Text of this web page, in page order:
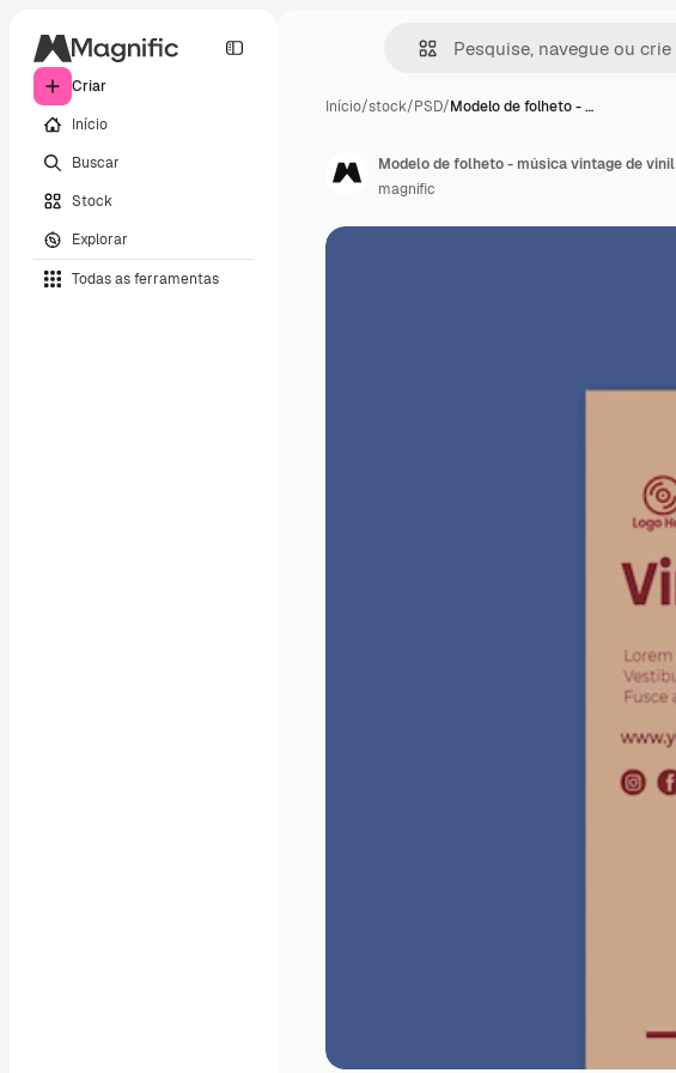
Criar
Início
Buscar
Stock
Explorar
Todas as ferramentas
Início/stock/PSD/Modelo de folheto - …
Modelo de folheto - música vintage de vinil
magnific